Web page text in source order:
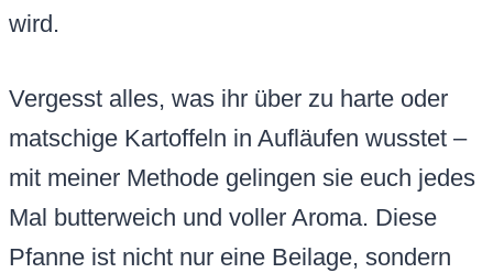
wird.
Vergesst alles, was ihr über zu harte oder
matschige Kartoffeln in Aufläufen wusstet –
mit meiner Methode gelingen sie euch jedes
Mal butterweich und voller Aroma. Diese
Pfanne ist nicht nur eine Beilage, sondern